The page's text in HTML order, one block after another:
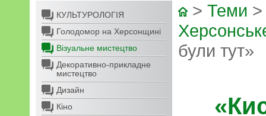
КУЛЬТУРОЛОГІЯ
Голодомор на Херсонщині
Візуальне мистецтво
Декоративно-прикладне
мистецтво
Дизайн
Кіно
> Теми
були тут»